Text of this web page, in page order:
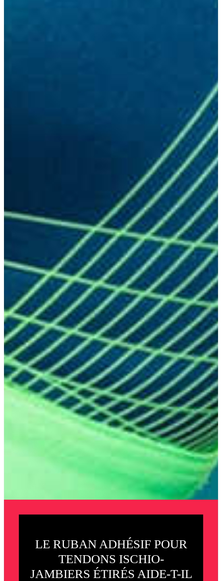
LE RUBAN ADHÉSIF POUR
TENDONS ISCHIO-
JAMBIERS ÉTIRÉS AIDE-T-IL